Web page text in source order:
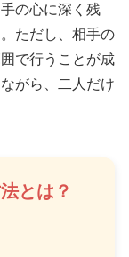
の心に深く残
ただし、相手の
で行うことが成
がら、二人だけ
とは？